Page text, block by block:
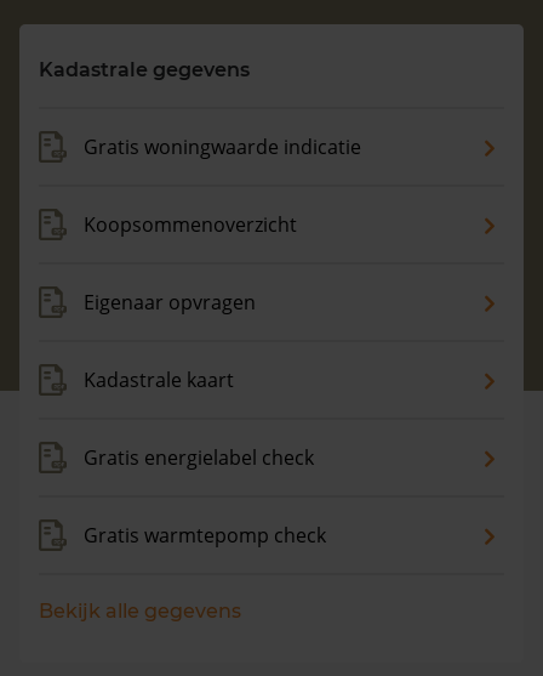
Vragen? Neem contact met ons op
088 220 4200
Kadastrale gegevens
Gratis woningwaarde indicatie
Koopsommenoverzicht
Eigenaar opvragen
Kadastrale kaart
Gratis energielabel check
Gratis warmtepomp check
Bekijk alle gegevens